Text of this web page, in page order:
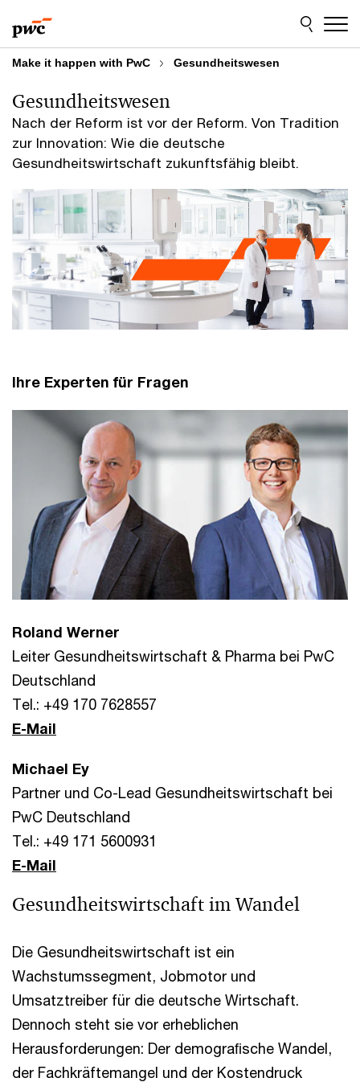
to
content
to
footer
Make it happen with PwC Gesundheitswesen
Nach der Reform ist vor der Reform. Von Tradition
zur Innovation: Wie die deutsche
Gesundheitswirtschaft zukunftsfähig bleibt.
Gesundheitswesen
Ihre Experten für Fragen
Roland Werner
Leiter Gesundheitswirtschaft & Pharma bei PwC
Deutschland
Tel.: +49 170 7628557
E-Mail
Michael Ey
Partner und Co-Lead Gesundheitswirtschaft bei
PwC Deutschland
Tel.: +49 171 5600931
E-Mail
Gesundheitswirtschaft im Wandel
Die Gesundheitswirtschaft ist ein
Wachstumssegment, Jobmotor und
Umsatztreiber für die deutsche Wirtschaft.
Dennoch steht sie vor erheblichen
Herausforderungen: Der demograﬁsche Wandel,
der Fachkräftemangel und der Kostendruck